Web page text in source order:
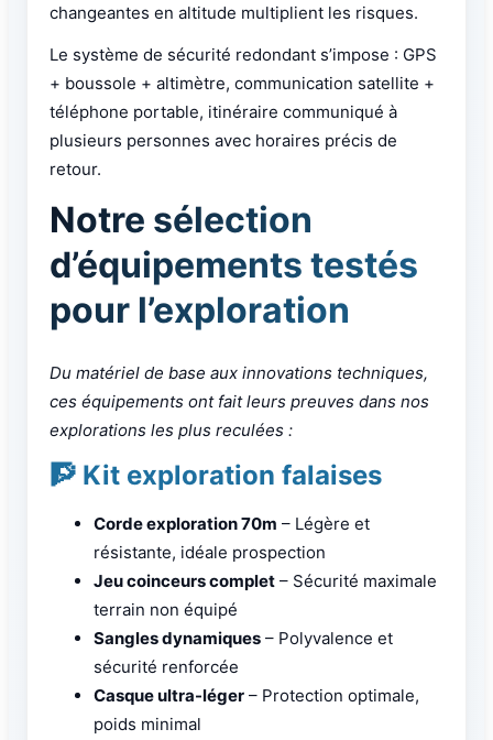
changeantes en altitude multiplient les risques.
Le système de sécurité redondant s’impose : GPS
+ boussole + altimètre, communication satellite +
téléphone portable, itinéraire communiqué à
plusieurs personnes avec horaires précis de
retour.
Notre sélection
d’équipements testés
pour l’exploration
Du matériel de base aux innovations techniques,
ces équipements ont fait leurs preuves dans nos
explorations les plus reculées :
🧗 Kit exploration falaises
Corde exploration 70m – Légère et
résistante, idéale prospection
Jeu coinceurs complet – Sécurité maximale
terrain non équipé
Sangles dynamiques – Polyvalence et
sécurité renforcée
Casque ultra-léger – Protection optimale,
poids minimal